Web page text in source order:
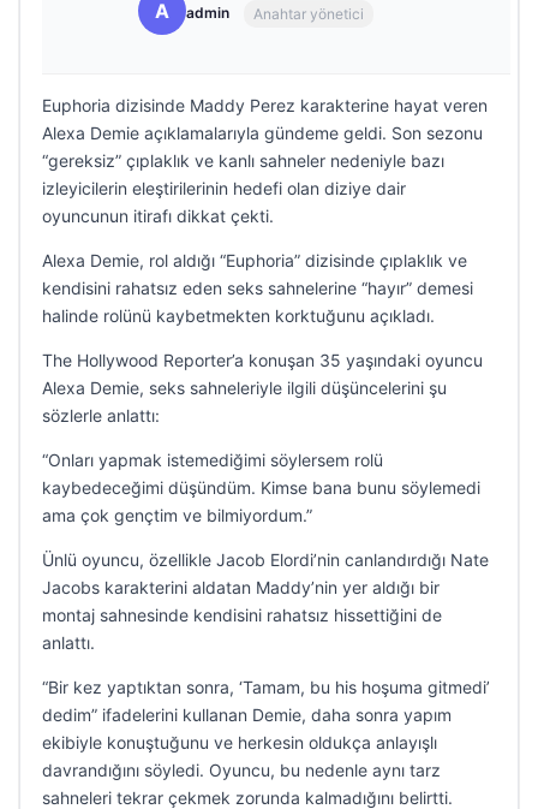
A admin Anahtar yönetici
Euphoria dizisinde Maddy Perez karakterine hayat veren
Alexa Demie açıklamalarıyla gündeme geldi. Son sezonu
“gereksiz” çıplaklık ve kanlı sahneler nedeniyle bazı
izleyicilerin eleştirilerinin hedefi olan diziye dair
oyuncunun itirafı dikkat çekti.
Alexa Demie, rol aldığı “Euphoria” dizisinde çıplaklık ve
kendisini rahatsız eden seks sahnelerine “hayır” demesi
halinde rolünü kaybetmekten korktuğunu açıkladı.
The Hollywood Reporter’a konuşan 35 yaşındaki oyuncu
Alexa Demie, seks sahneleriyle ilgili düşüncelerini şu
sözlerle anlattı:
“Onları yapmak istemediğimi söylersem rolü
kaybedeceğimi düşündüm. Kimse bana bunu söylemedi
ama çok gençtim ve bilmiyordum.”
Ünlü oyuncu, özellikle Jacob Elordi’nin canlandırdığı Nate
Jacobs karakterini aldatan Maddy’nin yer aldığı bir
montaj sahnesinde kendisini rahatsız hissettiğini de
anlattı.
“Bir kez yaptıktan sonra, ‘Tamam, bu his hoşuma gitmedi’
dedim” ifadelerini kullanan Demie, daha sonra yapım
ekibiyle konuştuğunu ve herkesin oldukça anlayışlı
davrandığını söyledi. Oyuncu, bu nedenle aynı tarz
sahneleri tekrar çekmek zorunda kalmadığını belirtti.